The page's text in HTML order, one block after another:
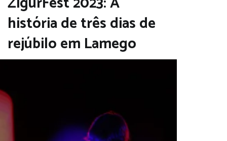
história de três dias de
rejúbilo em Lamego